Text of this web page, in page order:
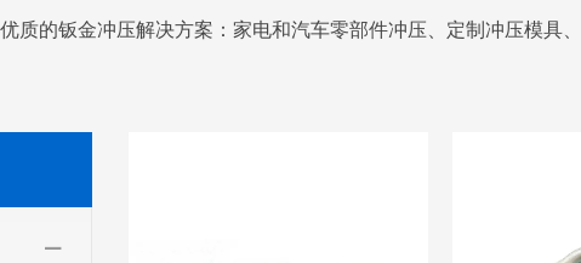
质的钣金冲压解决方案：家电和汽车零部件冲压、定制冲压模具